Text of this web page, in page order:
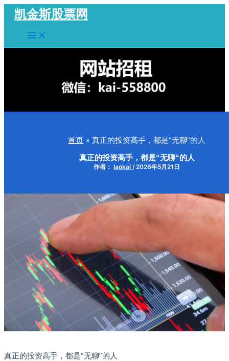
容
凯金斯股票网
Main
Menu
首页 真正的投资高手，都是“无聊“的人
真正的投资高手，都是“无聊“的人
作者： laokai /2026年5月21日
真正的投资高手，都是“无聊”的人